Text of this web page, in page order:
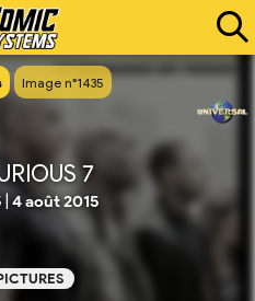
Image n°1435
7
|4 août 2015